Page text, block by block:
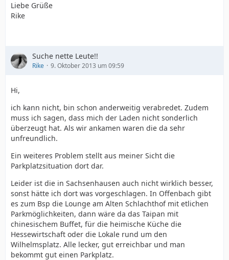
Liebe Grüße
Rike
Suche nette Leute!!
Rike 9. Oktober 2013 um 09:59
Hi,
ich kann nicht, bin schon anderweitig verabredet. Zudem
muss ich sagen, dass mich der Laden nicht sonderlich
überzeugt hat. Als wir ankamen waren die da sehr
unfreundlich.
Ein weiteres Problem stellt aus meiner Sicht die
Parkplatzsituation dort dar.
Leider ist die in Sachsenhausen auch nicht wirklich besser,
sonst hätte ich dort was vorgeschlagen. In Offenbach gibt
es zum Bsp die Lounge am Alten Schlachthof mit etlichen
Parkmöglichkeiten, dann wäre da das Taipan mit
chinesischem Buffet, für die heimische Küche die
Hessewirtschaft oder die Lokale rund um den
Wilhelmsplatz. Alle lecker, gut erreichbar und man
bekommt gut einen Parkplatz.